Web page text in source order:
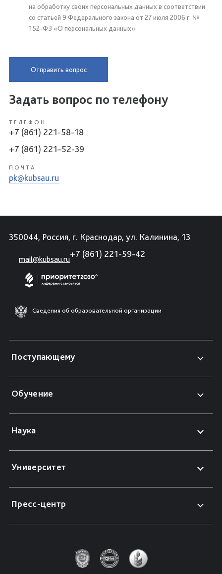
на обработку своих персональных данных в соответствии
со статьей 9 Федерального закона от 27 июля 2006 г. №
152-ФЗ «О персональных данных»
Отправить вопрос
Задать вопрос по телефону
ТЕЛЕФОН
+7 (861) 221-58-18
+7 (861) 221–52-39
ПОЧТА
pk@kubsau.ru
350044, Россия, г. Краснодар, ул. Калинина, 13
mail@kubsau.ru
+7 (861) 221-59-42
Сведения об образовательной организации
Поступающему
Обучение
Наука
Университет
Пресс-центр